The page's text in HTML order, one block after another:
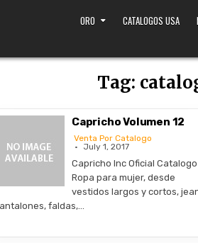
ORO CATALOGOS USA
Tag:
Capricho Volumen 12
Venta Por Catalogo
July 1, 2017
Capricho Inc Oficial Catalogo
Ropa para mujer, desde
vestidos largos y cortos,
faldas,…